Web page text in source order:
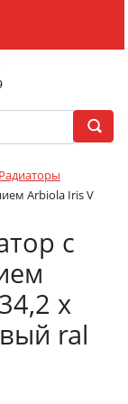
Радиаторы
Arbiola Iris V
с
х
ral